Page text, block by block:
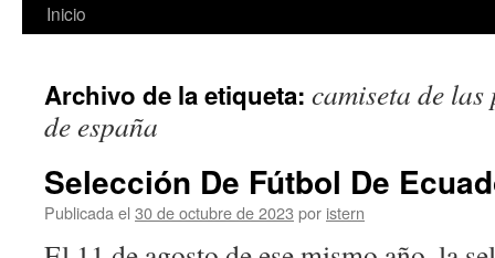
Saltar
contenido
Inicio
Archivo de la etiqueta: camiseta de
de españa
Selección De Fútbol De
Publicada el 30 de octubre de 2023 por istern